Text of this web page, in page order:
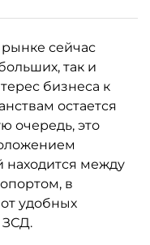
сейчас
так и
бизнеса к
остается
очередь, это
находится между
в
удобных
ЗСД.